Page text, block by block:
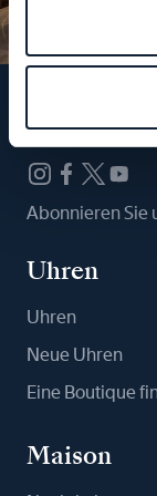
Folgen Sie
Abonnieren Sie
Uhren
Uhren
Neue Uhren
Eine Boutique
Maison